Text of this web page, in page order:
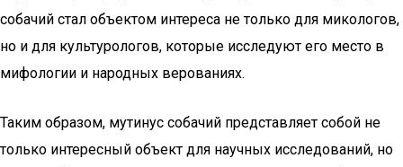
собачий стал объектом интереса не только для микологов,
но и для культурологов, которые исследуют его место в
мифологии и народных верованиях.
Таким образом, мутинус собачий представляет собой не
только интересный объект для научных исследований, но